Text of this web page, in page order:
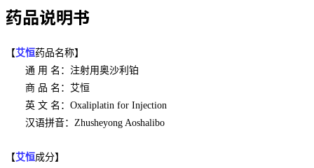
药品说明书
【艾恒药品名称】
通 用 名：注射用奥沙利铂
商 品 名：艾恒
英 文 名：Oxaliplatin for Injection
汉语拼音：Zhusheyong Aoshalibo
【艾恒成分】